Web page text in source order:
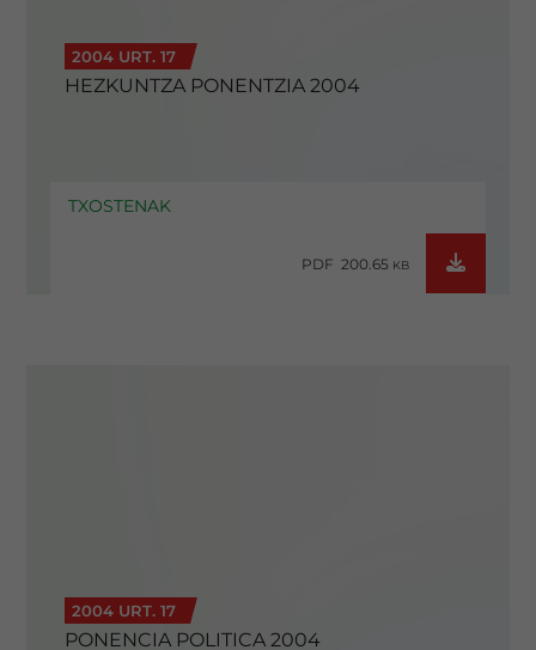
2004 URT. 17
HEZKUNTZA PONENTZIA 2004
TXOSTENAK
PDF 200.65 KB
2004 URT. 17
PONENCIA POLITICA 2004